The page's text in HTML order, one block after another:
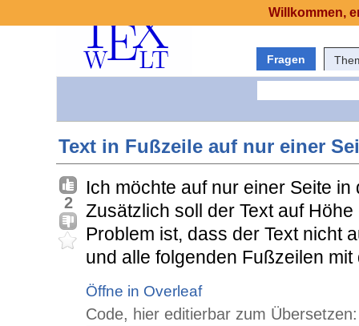
Fragen
Text in Fußzeile auf nur einer
2
Ich möchte auf nur einer Seite
Zusätzlich soll der Text auf
Problem ist, dass der Text nicht
und alle folgenden Fußzeilen mit
Öffne in Overleaf
Code, hier editierbar zum Übersetzen:
Willkommen,